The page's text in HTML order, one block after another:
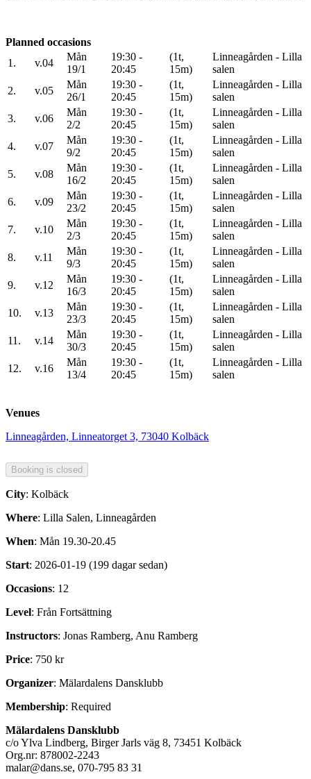
Planned occasions
1.
v.04
Mån
19/1
19:30 -
20:45
(1t,
15m)
Linneagården - Lilla
salen
2.
v.05
Mån
26/1
19:30 -
20:45
(1t,
15m)
Linneagården - Lilla
salen
3.
v.06
Mån
2/2
19:30 -
20:45
(1t,
15m)
Linneagården - Lilla
salen
4.
v.07
Mån
9/2
19:30 -
20:45
(1t,
15m)
Linneagården - Lilla
salen
5.
v.08
Mån
16/2
19:30 -
20:45
(1t,
15m)
Linneagården - Lilla
salen
6.
v.09
Mån
23/2
19:30 -
20:45
(1t,
15m)
Linneagården - Lilla
salen
7.
v.10
Mån
2/3
19:30 -
20:45
(1t,
15m)
Linneagården - Lilla
salen
8.
v.11
Mån
9/3
19:30 -
20:45
(1t,
15m)
Linneagården - Lilla
salen
9.
v.12
Mån
16/3
19:30 -
20:45
(1t,
15m)
Linneagården - Lilla
salen
10.
v.13
Mån
23/3
19:30 -
20:45
(1t,
15m)
Linneagården - Lilla
salen
11.
v.14
Mån
30/3
19:30 -
20:45
(1t,
15m)
Linneagården - Lilla
salen
12.
v.16
Mån
13/4
19:30 -
20:45
(1t,
15m)
Linneagården - Lilla
salen
Venues
Linneagården, Linneatorget 3, 73040 Kolbäck
City: Kolbäck
Where: Lilla Salen, Linneagården
When: Mån 19.30-20.45
Start: 2026-01-19 (199 dagar sedan)
Occasions: 12
Level: Från Fortsättning
Instructors: Jonas Ramberg, Anu Ramberg
Price: 750 kr
Organizer: Mälardalens Dansklubb
Membership: Required
Mälardalens Dansklubb
c/o Ylva Lindberg, Birger Jarls väg 8, 73451 Kolbäck
Org.nr: 878002-2243
malar@dans.se, 070-795 83 31